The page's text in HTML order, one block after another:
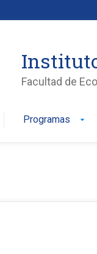
Facultad de
Programas arrow_drop_down